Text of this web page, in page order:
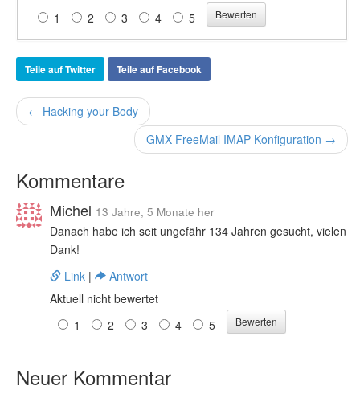
1
2 3 4 5
Teile auf Twitter Teile auf Facebook
← Hacking your Body
GMX FreeMail IMAP Konfiguration →
Kommentare
Michel 13 Jahre, 5 Monate her
Danach habe ich seit ungefähr 134 Jahren gesucht, vielen
Dank!
Link |
Antwort
Aktuell nicht bewertet
1
2 3 4 5
Neuer Kommentar